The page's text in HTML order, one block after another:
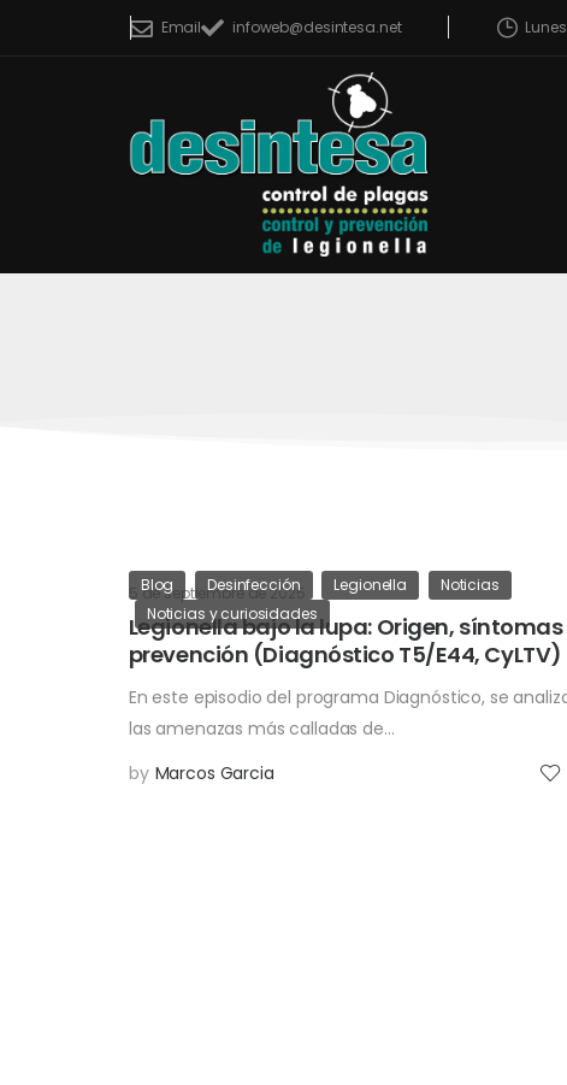
Email infoweb@desintesa.net
5 de septiembre de 2025
Blog Desinfección Legionella
Noticias
Noticias y curiosidades
Legionella bajo la lupa: Origen, síntomas
prevención (Diagnóstico T5/E44, CyLTV)
En este episodio del programa Diagnóstico, se
las amenazas más calladas de…
by Marcos Garcia